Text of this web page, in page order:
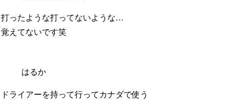
打ったような打ってないような…
覚えてないです笑
はるか
ドライアーを持って行ってカナダで使う